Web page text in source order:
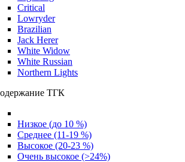
Critical
Lowryder
Brazilian
Jack Herer
White Widow
White Russian
Northern Lights
ТГК
Низкое (до 10 %)
Среднее (11-19 %)
Высокое (20-23 %)
Очень высокое (>24%)